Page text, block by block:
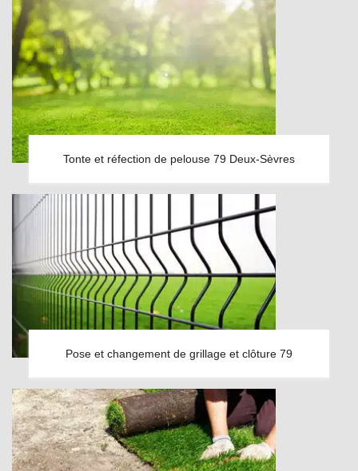
Tonte et réfection de pelouse 79 Deux-Sèvres
Pose et changement de grillage et clôture 79